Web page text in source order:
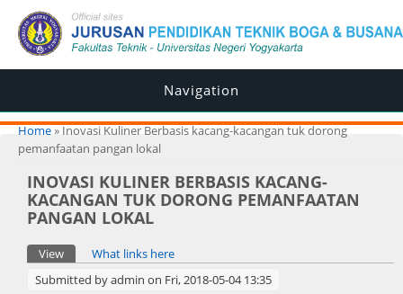
Navigation
You are here
Home» Inovasi Kuliner Berbasis kacang-kacangan tuk dorong
pemanfaatan pangan lokal
INOVASI KULINER BERBASIS KACANG-
KACANGAN TUK DORONG PEMANFAATAN
PANGAN LOKAL
Primary tabs
View (active tab)
What links here
Submitted byadmin on Fri, 2018-05-04 13:35